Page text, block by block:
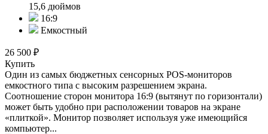
15,6 дюймов
16:9
Емкостный
26 500 ₽
Купить
Один из самых бюджетных сенсорных POS-мониторов
емкостного типа с высоким разрешением экрана.
Соотношение сторон монитора 16:9 (вытянут по горизонтали)
может быть удобно при расположении товаров на экране
«плиткой». Монитор позволяет используя уже имеющийся
компьютер...